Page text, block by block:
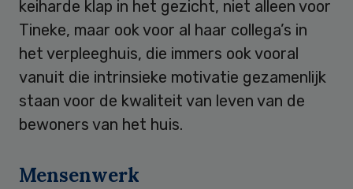
keiharde klap in het gezicht, niet alleen voor
Tineke, maar ook voor al haar collega’s in
het verpleeghuis, die immers ook vooral
vanuit die intrinsieke motivatie gezamenlijk
staan voor de kwaliteit van leven van de
bewoners van het huis.
Mensenwerk